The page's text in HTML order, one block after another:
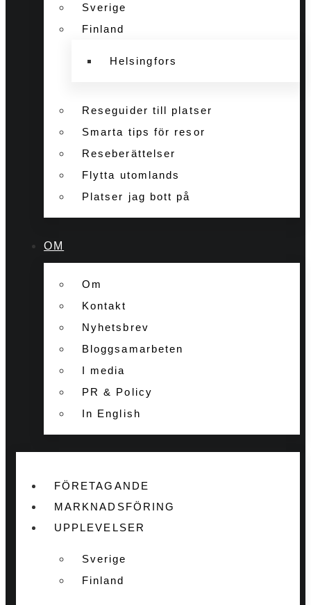
Sverige
Finland
Helsingfors
Reseguider till platser
Smarta tips för resor
Reseberättelser
Flytta utomlands
Platser jag bott på
OM
Om
Kontakt
Nyhetsbrev
Bloggsamarbeten
I media
PR & Policy
In English
FÖRETAGANDE
MARKNADSFÖRING
UPPLEVELSER
Sverige
Finland